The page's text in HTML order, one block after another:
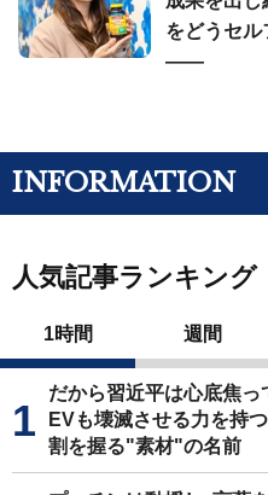
をどうセ
——
INFORMATION
人気記事ランキング
1時間 週間
だから習近平は心底焦
EVも壊滅させる力を持
割を握る"素材"の名前